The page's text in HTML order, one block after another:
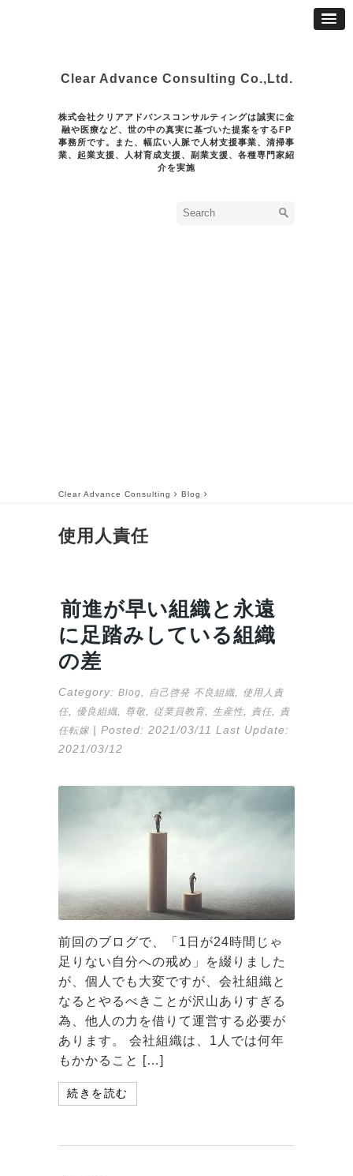
Clear Advance Consulting Co.,Ltd.
株式会社クリアアドバンスコンサルティングは誠実に金
融や医療など、世の中の真実に基づいた提案をするFP
事務所です。また、幅広い人脈で人材支援事業、清掃事
業、起業支援、人材育成支援、副業支援、各種専門家紹
介を実施
Clear Advance Consulting Blog
使用人責任
前進が早い組織と永遠
に足踏みしている組織
の差
Category: Blog 自己啓発 不良組織
使用人責
任
優良組織 尊敬 従業員教育, 生産性 責任
責
任転嫁 | Posted: 2021/03/11 Last Update:
2021/03/12
前回のブログで、「1日が24時間じゃ
足りない自分への戒め」を綴りました
が、個人でも大変ですが、会社組織と
なるとやるべきことが沢山ありすぎる
為、他人の力を借りて運営する必要が
あります。 会社組織は、1人では何年
もかかること […]
続きを読む